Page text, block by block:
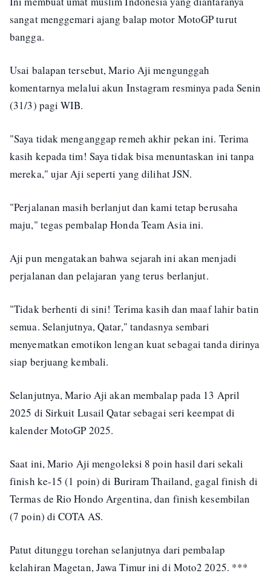
sangat menggemari ajang balap motor MotoGP turut
bangga.
Usai balapan tersebut, Mario Aji mengunggah
komentarnya melalui akun Instagram resminya pada Senin
(31/3) pagi WIB.
"Saya tidak menganggap remeh akhir pekan ini. Terima
kasih kepada tim! Saya tidak bisa menuntaskan ini tanpa
mereka," ujar Aji seperti yang dilihat JSN.
"Perjalanan masih berlanjut dan kami tetap berusaha
maju," tegas pembalap Honda Team Asia ini.
Aji pun mengatakan bahwa sejarah ini akan menjadi
perjalanan dan pelajaran yang terus berlanjut.
"Tidak berhenti di sini! Terima kasih dan maaf lahir batin
semua. Selanjutnya, Qatar," tandasnya sembari
menyematkan emotikon lengan kuat sebagai tanda dirinya
siap berjuang kembali.
Selanjutnya, Mario Aji akan membalap pada 13 April
2025 di Sirkuit Lusail Qatar sebagai seri keempat di
kalender MotoGP 2025.
Saat ini, Mario Aji mengoleksi 8 poin hasil dari sekali
finish ke-15 (1 poin) di Buriram Thailand, gagal finish di
Termas de Rio Hondo Argentina, dan finish kesembilan
(7 poin) di COTA AS.
Patut ditunggu torehan selanjutnya dari pembalap
kelahiran Magetan, Jawa Timur ini di Moto2 2025. ***